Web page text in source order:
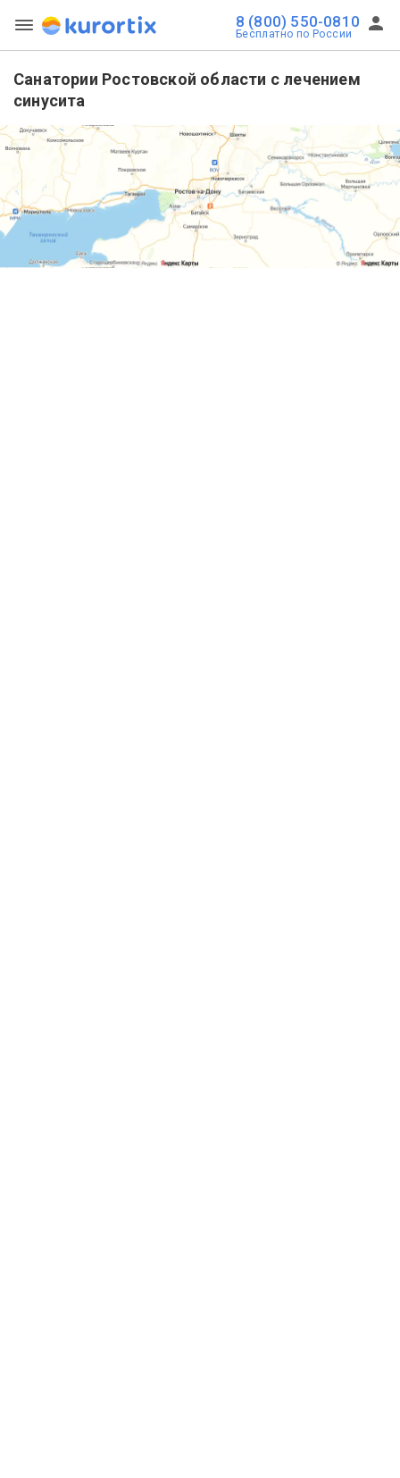
8 (800) 550-0810
Бесплатно по России
Санатории Ростовской области с лечением
синусита